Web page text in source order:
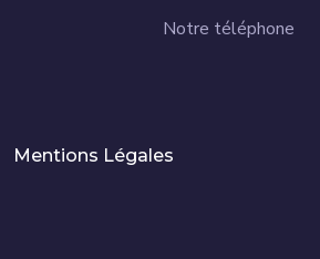
Notre téléphone
Mentions Légales